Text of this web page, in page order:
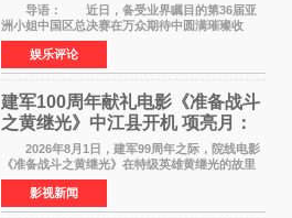
导语： 近日，备受业界瞩目的第36届亚
洲小姐中国区总决赛在万众期待中圆满璀璨收
官。整场盛典汇聚万千芳华，不仅完成了新一届
美丽代言人的加冕选拔，更在行业发展层面带来
颠覆性突破。活动
娱乐评论
建军100周年献礼电影《准备战斗
之黄继光》中江县开机 项亮月：
以光影为笔，书写英雄赞歌
2026年8月1日，建军99周年之际，院线电影
《准备战斗之黄继光》在特级英雄黄继光的故里
——四川省德阳市中江县黄继光出生地正式开
机。本片出品人、总制片人项亮月主持开机仪
式，&zwnj;特级英雄
影视新闻